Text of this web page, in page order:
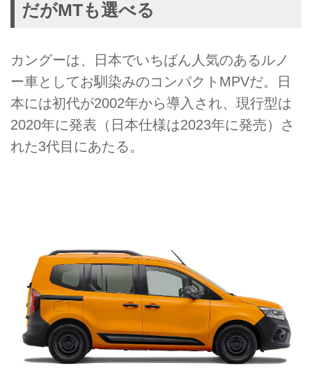
だがMTも選べる
カングーは、日本でいちばん人気のあるルノ
ー車としてお馴染みのコンパクトMPVだ。日
本には初代が2002年から導入され、現行型は
2020年に発表（日本仕様は2023年に発売）さ
れた3代目にあたる。